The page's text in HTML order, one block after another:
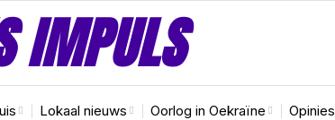
IMPULS
Lokaal nieuws Oorlog in Oekraïne Opinies